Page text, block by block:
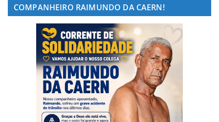
COMPANHEIRO RAIMUNDO DA CAERN!